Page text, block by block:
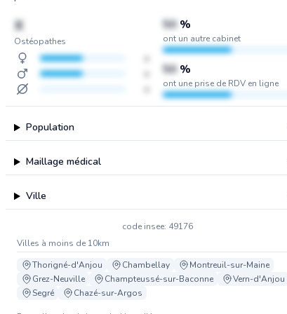
X
Ostéopathes
50 %
ont un autre cabinet
50 %
ont une prise de RDV en ligne
Population
Maillage médical
Ville
code insee: 49176
Villes à moins de 10km
Thorigné-d'Anjou
Chambellay
Montreuil-sur-Maine
Grez-Neuville
Champteussé-sur-Baconne
Vern-d'Anjou
Segré
Chazé-sur-Argos